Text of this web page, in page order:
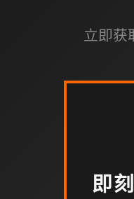
立即获
即